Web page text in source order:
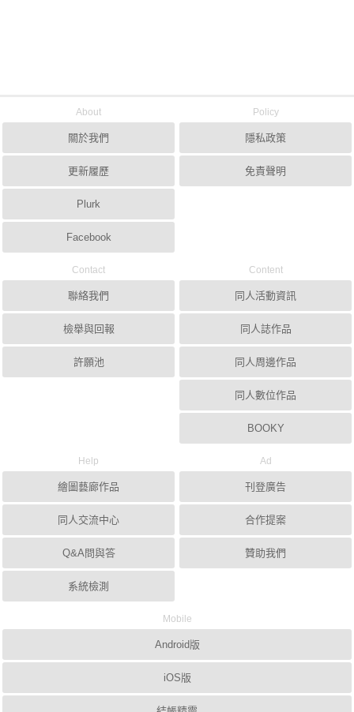
About
關於我們
更新履歷
Plurk
Facebook
Policy
隱私政策
免責聲明
Contact
聯絡我們
檢舉與回報
許願池
Content
同人活動資訊
同人誌作品
同人周邊作品
同人數位作品
BOOKY
Help
繪圖藝廊作品
同人交流中心
Q&A問與答
系統檢測
Ad
刊登廣告
合作提案
贊助我們
Mobile
Android版
iOS版